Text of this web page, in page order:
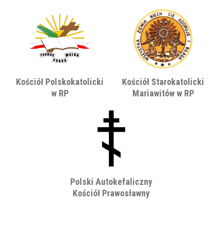
Kościół Polskokatolicki
w RP
Kościół Starokatolicki
Mariawitów w RP
Polski Autokefaliczny
Kościół Prawosławny